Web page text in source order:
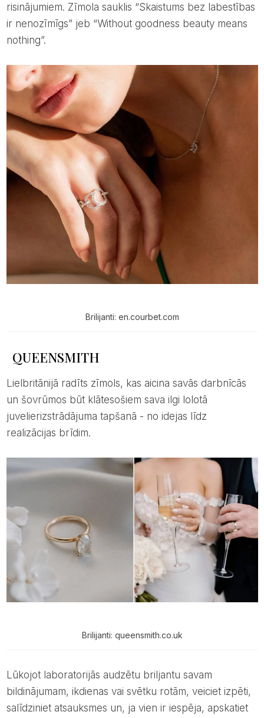
risinājumiem. Zīmola sauklis “Skaistums bez labestības
ir nenozīmīgs” jeb “Without goodness beauty means
nothing”.
Brilijanti: en.courbet.com
QUEENSMITH
Lielbritānijā radīts zīmols, kas aicina savās darbnīcās
un šovrūmos būt klātesošiem sava ilgi lolotā
juvelierizstrādājuma tapšanā - no idejas līdz
realizācijas brīdim.
Brilijanti: queensmith.co.uk
Lūkojot laboratorijās audzētu briljantu savam
bildinājumam, ikdienas vai svētku rotām, veiciet izpēti,
salīdziniet atsauksmes un, ja vien ir iespēja, apskatiet